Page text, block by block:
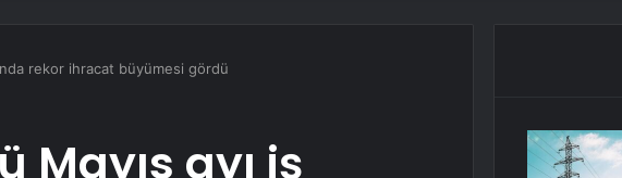
rekor ihracat büyümesi gördü
ayı iş